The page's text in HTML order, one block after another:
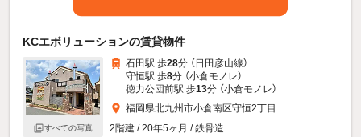
KCエボリューションの賃貸物件
すべての写真
石田駅 歩28分 （日田彦山線）
守恒駅 歩8分 （小倉モノレ）
徳力公団前駅 歩13分 （小倉モノレ）
福岡県北九州市小倉南区守恒2丁目
2階建 / 20年5ヶ月 / 鉄骨造